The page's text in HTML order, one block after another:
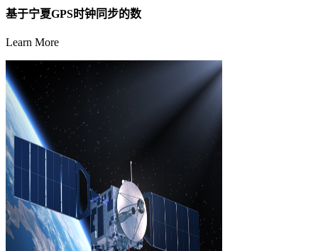
基于宁夏GPS时钟同步的数
Learn More